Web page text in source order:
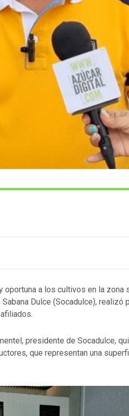
oportuna a los cultivos en la zona
Dulce (Socadulce), realizó
presidente de Socadulce,
que representan una